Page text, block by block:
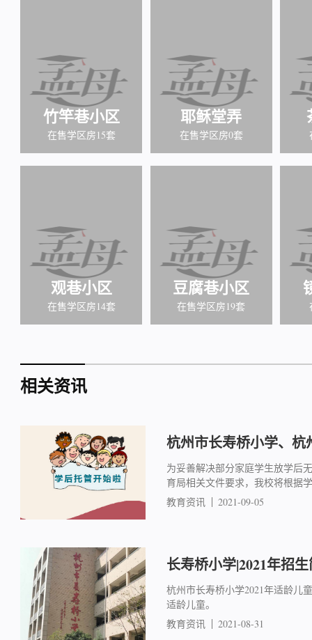
竹竿巷小区
在售学区房15套
耶稣堂弄
在售学区房0套
观巷小区
在售学区房14套
豆腐巷小区
在售学区房19套
相关资讯
杭州市长寿桥小学、杭
为妥善解决部分家庭学生放学后
育局相关文件要求，我校将根据
教育资讯
2021-09-05
长寿桥小学|2021年招
杭州市长寿桥小学2021年适龄儿
适龄儿童。
教育资讯
2021-08-31